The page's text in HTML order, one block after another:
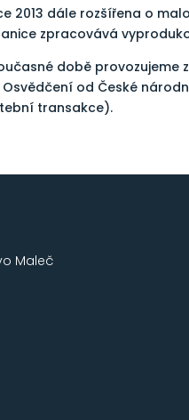
2013 dále rozšířena o
zpracovává
době
od České
transakce).
Maleč